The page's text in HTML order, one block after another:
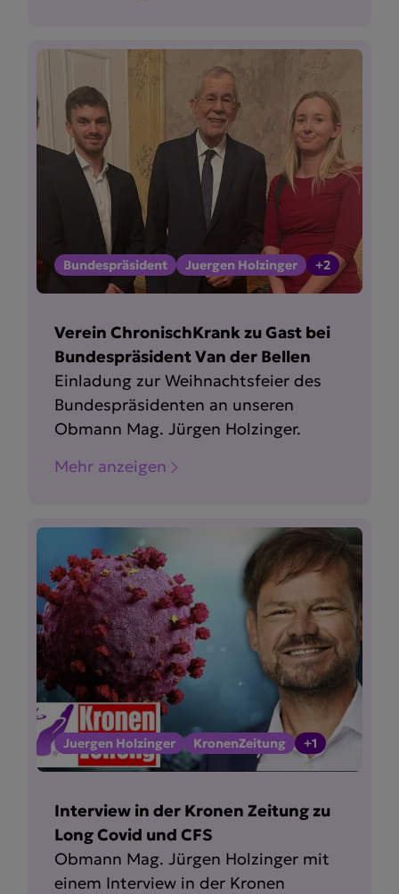
Bundespräsident Juergen Holzinger +2
Verein ChronischKrank zu Gast bei
Bundespräsident Van der Bellen
Einladung zur Weihnachtsfeier des
Bundespräsidenten an unseren
Obmann Mag. Jürgen Holzinger.
Mehr anzeigen
Juergen Holzinger KronenZeitung +1
Interview in der Kronen Zeitung zu
Long Covid und CFS
Obmann Mag. Jürgen Holzinger mit
einem Interview in der Kronen